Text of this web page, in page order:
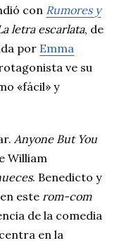
con Rumores y
letra escarlata, de
por Emma
ve su
«fácil» y
Anyone But You
William
. Benedicto y
esterom-com
de la comedia
en la